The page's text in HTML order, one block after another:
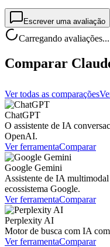
Escrever uma avaliação
Carregando avaliações...
Comparar
Ver todas as comparações
ChatGPT
O assistente de IA
OpenAI.
Ver ferramentaComparar
Google Gemini
Assistente de IA
ecossistema Google.
Ver ferramentaComparar
Perplexity AI
Motor de busca com IA
Ver ferramentaComparar